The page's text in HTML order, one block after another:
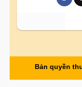
Bản quyền